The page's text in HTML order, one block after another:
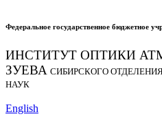
Федеральное государственное бюджетное
ИНСТИТУТ ОПТИКИ
ЗУЕВА СИБИРСКОГО
НАУК
English